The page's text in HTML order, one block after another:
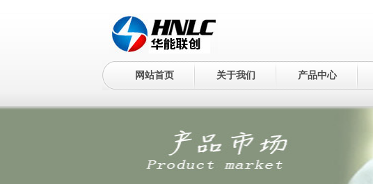
网站首页 关于我们 产品中心